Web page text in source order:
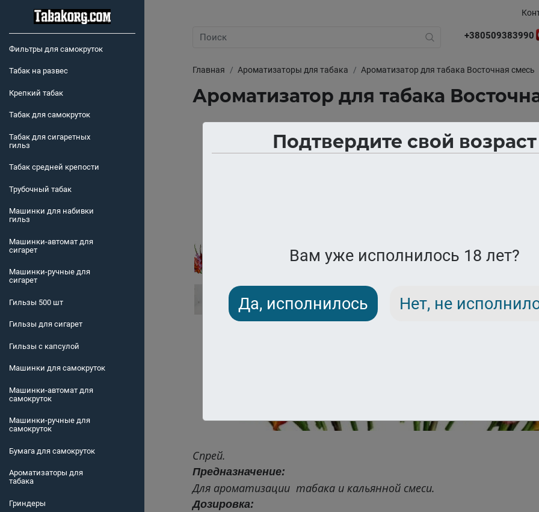
Фильтры для самокруток
Табак на развес
Крепкий табак
Табак для самокруток
Табак для сигаретных
гильз
Табак средней крепости
Трубочный табак
Машинки для набивки
гильз
Машинки-автомат для
сигарет
Машинки-ручные для
сигарет
Гильзы 500 шт
Гильзы для сигарет
Гильзы с капсулой
Машинки для самокруток
Машинки-автомат для
самокруток
Машинки-ручные для
самокруток
Бумага для самокруток
Ароматизаторы для
табака
Гриндеры
Подтвердите свой возраст
Вам уже исполнилось 18 лет?
Да, исполнилось Нет, не
+380509383990
Главная Ароматизаторы для табака Ароматизатор для табака Восточная смесь
Ароматизатор для табака
Нет в наличии
Спрей.
Предназначение:
Для ароматизации табака и кальянной смеси.
Дозировка: